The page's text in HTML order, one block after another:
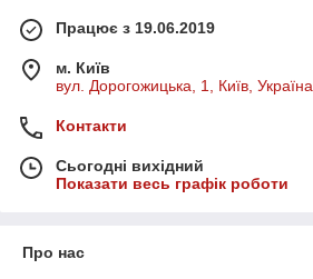
Працює з 19.06.2019
м. Київ
вул. Дорогожицька, 1, Київ, Україна
Контакти
Сьогодні вихідний
Показати весь графік роботи
Про нас